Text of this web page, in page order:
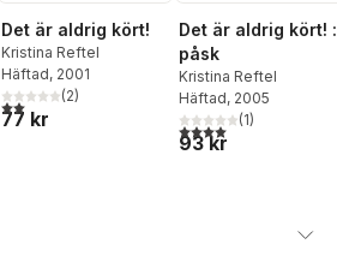
Det är aldrig kört!
Kristina Reftel
Häftad, 2001
2,0utav 5 stjärnor. Totalt antal röster:
(2)
77 kr
Det är aldrig kört! :
påsk
Kristina Reftel
Häftad, 2005
4,0utav 5 stjärnor.
(1)
93 kr